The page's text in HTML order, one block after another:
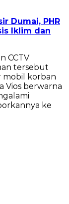
Dumai, PHR
Iklim dan
CCTV
tersebut
mobil korban
Vios berwarna
ke